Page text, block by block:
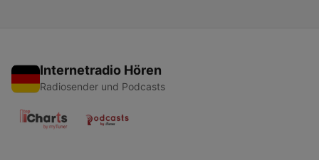
Internetradio Hören
Radiosender und Podcasts